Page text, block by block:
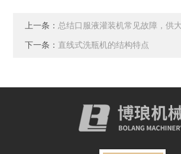
上一条： 总结口服液灌装机常见故障，供
下一条： 直线式洗瓶机的结构特点